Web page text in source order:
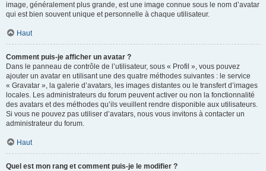
image, généralement plus grande, est une image connue sous le nom d’avatar
qui est bien souvent unique et personnelle à chaque utilisateur.
Haut
Comment puis-je afficher un avatar ?
Dans le panneau de contrôle de l’utilisateur, sous « Profil », vous pouvez
ajouter un avatar en utilisant une des quatre méthodes suivantes : le service
« Gravatar », la galerie d’avatars, les images distantes ou le transfert d’images
locales. Les administrateurs du forum peuvent activer ou non la fonctionnalité
des avatars et des méthodes qu’ils veuillent rendre disponible aux utilisateurs.
Si vous ne pouvez pas utiliser d’avatars, nous vous invitons à contacter un
administrateur du forum.
Haut
Quel est mon rang et comment puis-je le modifier ?